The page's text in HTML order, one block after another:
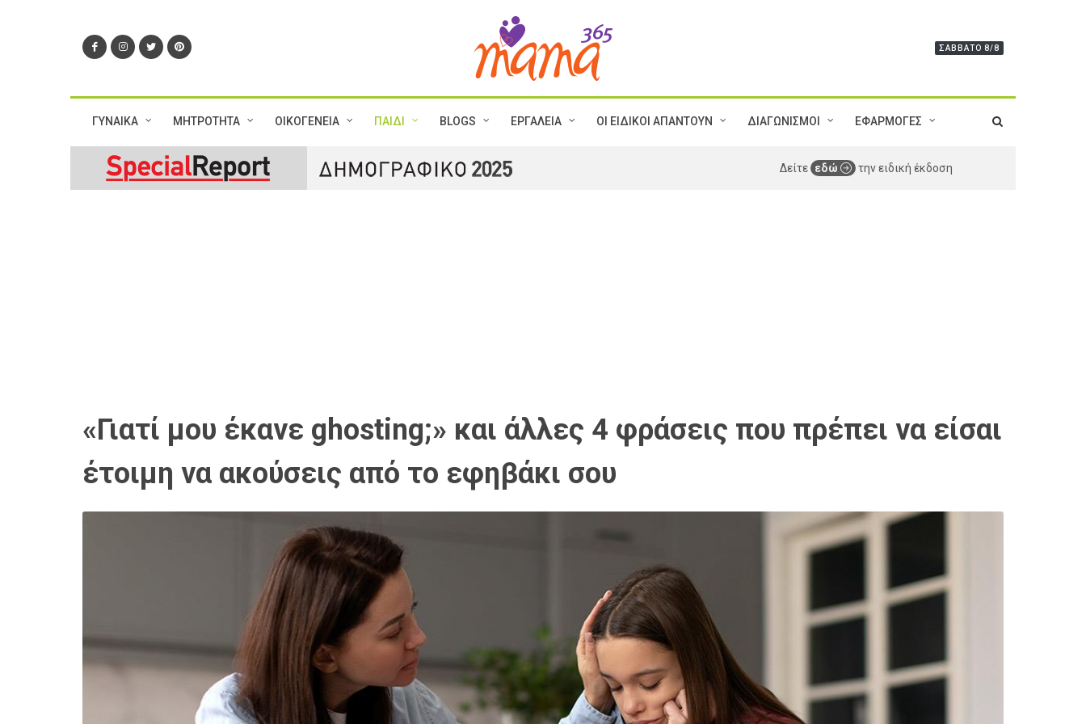
ΣΆΒΒΑΤΟ 8/8
ΓΥΝΑΙΚΑ ΜΗΤΡΟΤΗΤΑ ΟΙΚΟΓΕΝΕΙΑ ΠΑΙΔΙ BLOGS ΕΡΓΑΛΕΙΑ ΟΙ ΕΙΔΙΚΟΙ ΑΠΑΝΤΟΥΝ ΔΙΑΓΩΝΙΣΜΟΙ ΕΦΑΡΜΟΓΕΣ
Δείτε εδώ την ειδική έκδοση
«Γιατί μου έκανε ghosting;» και άλλες 4 φράσεις που πρέπει να είσαι
έτοιμη να ακούσεις από το εφηβάκι σου